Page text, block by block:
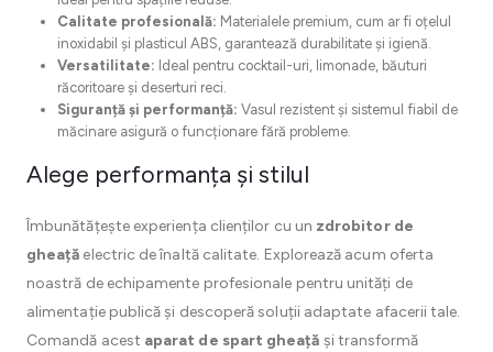
Calitate profesională: Materialele premium, cum ar fi oțelul
inoxidabil și plasticul ABS, garantează durabilitate și igienă.
Versatilitate: Ideal pentru cocktail-uri, limonade, băuturi
răcoritoare și deserturi reci.
Siguranță și performanță: Vasul rezistent și sistemul fiabil de
măcinare asigură o funcționare fără probleme.
Alege performanța și stilul
Îmbunătățește experiența clienților cu un zdrobitor de
gheață electric de înaltă calitate. Explorează acum oferta
noastră de echipamente profesionale pentru unități de
alimentație publică și descoperă soluții adaptate afacerii tale.
Comandă acest aparat de spart gheață și transformă